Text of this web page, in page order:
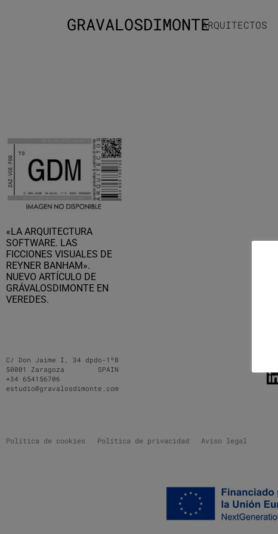
GRAVALOSDIMONTEARQUITECTOS
«LA ARQUITECTURA
SOFTWARE. LAS
FICCIONES VISUALES DE
REYNER BANHAM».
NUEVO ARTÍCULO DE
GRÁVALOSDIMONTE EN
VEREDES.
C/ Don Jaime I, 34 dpdo-1ºB
50001 Zaragoza SPAIN
+34 654156706
estudio@gravalosdimonte.com
Política de cookies Política de privacidad Aviso legal